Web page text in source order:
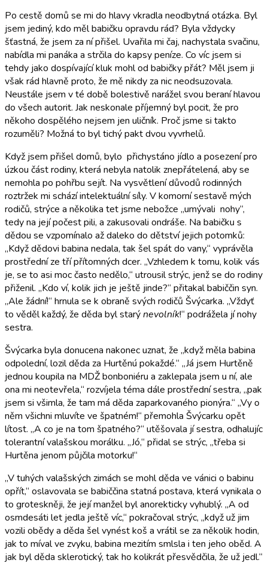
Po cestě domů se mi do hlavy vkradla neodbytná otázka. Byl
jsem jediný, kdo měl babičku opravdu rád? Byla vždycky
šťastná, že jsem za ní přišel. Uvařila mi čaj, nachystala svačinu,
nabídla mi panáka a strčila do kapsy peníze. Co víc jsem si
tehdy jako dospívající kluk mohl od babičky přát? Měl jsem ji
však rád hlavně proto, že mě nikdy za nic neodsuzovala.
Neustále jsem v té době bolestivě narážel svou beraní hlavou
do všech autorit. Jak neskonale příjemný byl pocit, že pro
někoho dospělého nejsem jen uličník. Proč jsme si takto
rozuměli? Možná to byl tichý pakt dvou vyvrhelů.
Když jsem přišel domů, bylo přichystáno jídlo a posezení pro
úzkou část rodiny, která nebyla natolik znepřátelená, aby se
nemohla po pohřbu sejít. Na vysvětlení důvodů rodinných
roztržek mi schází intelektuální síly. V komorní sestavě mých
rodičů, strýce a několika tet jsme nebožce „umývali nohy“,
tedy na její počest pili, a zakusovali ondráše. Na babičku s
dědou se vzpomínalo až daleko do dětství jejich potomků:
„Když dědovi babina nedala, tak šel spát do vany,“ vyprávěla
prostřední ze tří přítomných dcer. „Vzhledem k tomu, kolik vás
je, se to asi moc často nedělo,“ utrousil strýc, jenž se do rodiny
přiženil. „Kdo ví, kolik jich je ještě jinde?“ přitakal babiččin syn.
„Ale žádní!“ hrnula se k obraně svých rodičů Švýcarka. „Vždyť
to věděl každý, že děda byl starýnevolník!“ podrážela jí nohy
sestra.
Švýcarka byla donucena nakonec uznat, že „když měla babina
odpolední, lozil děda za Hurtěnú pokaždé.“ „Já jsem Hurtěně
jednou koupila na MDŽ bonboniéru a zaklepala jsem u ní, ale
ona mi neotevřela,“ rozvíjela téma dále prostřední sestra, „pak
jsem si všimla, že tam má děda zaparkovaného pionýra.“ „Vy o
něm všichni mluvíte ve špatném!“ přemohla Švýcarku opět
lítost. „A co je na tom špatného?“ utěšovala jí sestra, odhalujíc
tolerantní valašskou morálku. „Jó,“ přidal se strýc, „třeba si
Hurtěna jenom půjčila motorku!“
„V tuhých valašských zimách se mohl děda ve vánici o babinu
opřít,“ oslavovala se babiččina statná postava, která vynikala o
to groteskněji, že její manžel byl anorekticky vyhublý. „A od
osmdesáti let jedla ještě víc,“ pokračoval strýc, „když už jim
vozili obědy a děda šel vynést koš a vrátil se za několik hodin,
jak to míval ve zvyku, babina mezitím smlsla i ten jeho oběd. A
jak byl děda sklerotický, tak ho kolikrát přesvědčila, že už jedl.“